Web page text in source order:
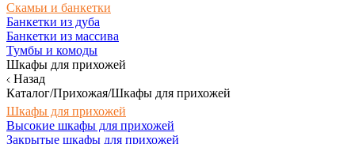
Скамьи и банкетки
Банкетки из дуба
Банкетки из массива
Тумбы и комоды
Шкафы для прихожей
Назад
Каталог/Прихожая/Шкафы для прихожей
Шкафы для прихожей
Высокие шкафы для прихожей
Закрытые шкафы для прихожей